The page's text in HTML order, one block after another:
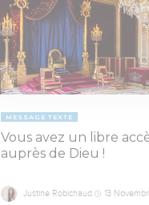
MESSAGE TEXTE
Vous avez un libre
auprès de Dieu !
Justine Robichaud 13